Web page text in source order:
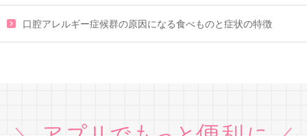
口腔アレルギー症候群の原因になる食べものと症状の特徴